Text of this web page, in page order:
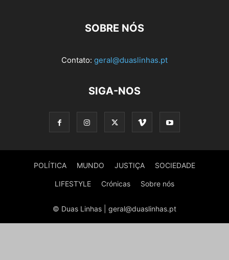
SOBRE NÓS
Contato: geral@duaslinhas.pt
SIGA-NOS
POLÍTICA MUNDO JUSTIÇA SOCIEDADE
LIFESTYLE Crónicas Sobre nós
© Duas Linhas | geral@duaslinhas.pt